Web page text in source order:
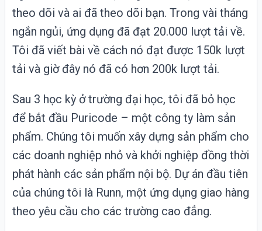
theo dõi và ai đã theo dõi bạn. Trong vài tháng
ngắn ngủi, ứng dụng đã đạt 20.000 lượt tải về.
Tôi đã viết bài về cách nó đạt được 150k lượt
tải và giờ đây nó đã có hơn 200k lượt tải.
Sau 3 học kỳ ở trường đại học, tôi đã bỏ học
để bắt đầu Puricode – một công ty làm sản
phẩm. Chúng tôi muốn xây dựng sản phẩm cho
các doanh nghiệp nhỏ và khởi nghiệp đồng thời
phát hành các sản phẩm nội bộ. Dự án đầu tiên
của chúng tôi là Runn, một ứng dụng giao hàng
theo yêu cầu cho các trường cao đẳng.